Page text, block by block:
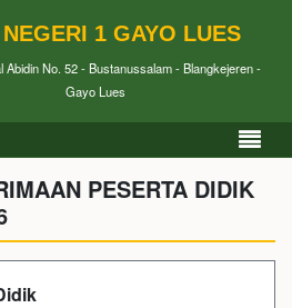
1 GAYO LUES
Abidin No. 52 - Bustanussalam - Blangkejeren -
Gayo Lues
PESERTA DIDIK